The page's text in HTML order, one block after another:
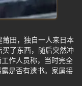
田，独自一人来日本
了东西，随后突然冲
作人员称，当时完全
是否有遗书。家属接